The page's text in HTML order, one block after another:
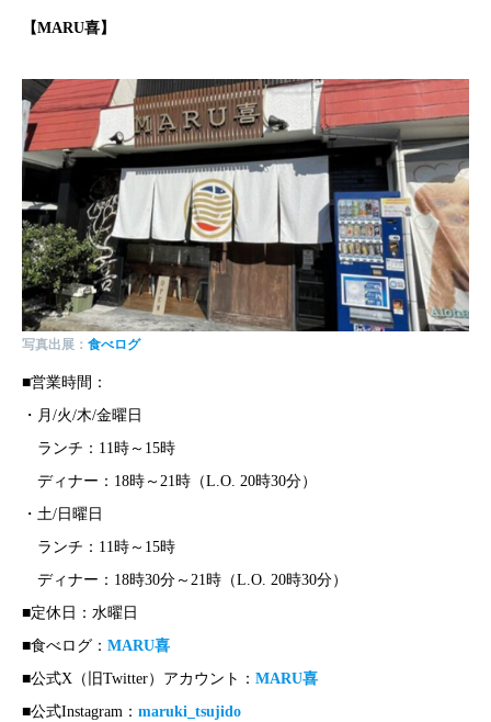
【MARU喜】
写真出展： 食べログ
■営業時間：
・月/火/木/金曜日
ランチ：11時～15時
ディナー：18時～21時（L.O. 20時30分）
・土/日曜日
ランチ：11時～15時
ディナー：18時30分～21時（L.O. 20時30分）
■定休日：水曜日
■食べログ： MARU喜
■公式X（旧Twitter）アカウント： MARU喜
■公式Instagram： maruki_tsujido